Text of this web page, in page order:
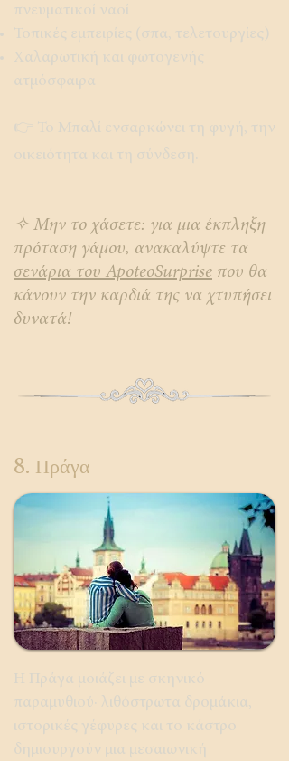
πνευματικοί ναοί
Τοπικές εμπειρίες (σπα, τελετουργίες)
Χαλαρωτική και φωτογενής
ατμόσφαιρα
👉 Το Μπαλί ενσαρκώνει τη φυγή, την
οικειότητα και τη σύνδεση.
✧ Μην το χάσετε: για μια έκπληξη
πρόταση γάμου, ανακαλύψτε τα
σενάρια του ApoteoSurprise που θα
κάνουν την καρδιά της να χτυπήσει
δυνατά!
8. Πράγα
Η Πράγα μοιάζει με σκηνικό
παραμυθιού· λιθόστρωτα δρομάκια,
ιστορικές γέφυρες και το κάστρο
δημιουργούν μια μεσαιωνική